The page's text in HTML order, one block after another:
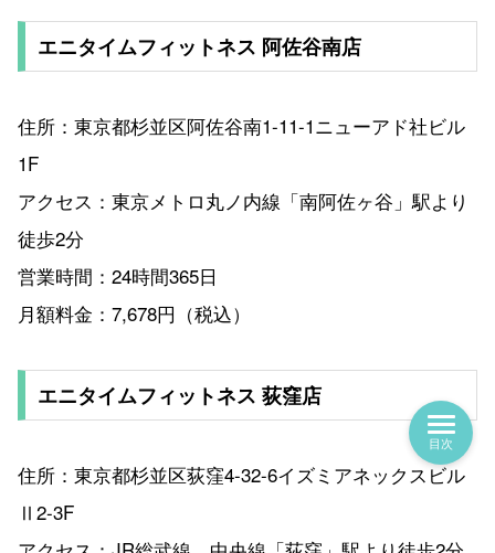
エニタイムフィットネス 阿佐谷南店
住所：東京都杉並区阿佐谷南1-11-1ニューアド社ビル
1F
アクセス：東京メトロ丸ノ内線「南阿佐ヶ谷」駅より
徒歩2分
営業時間：24時間365日
月額料金：7,678円（税込）
エニタイムフィットネス 荻窪店
住所：東京都杉並区荻窪4-32-6イズミアネックスビル
Ⅱ2-3F
目次